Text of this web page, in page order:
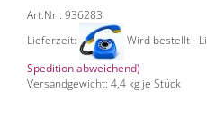
Art.Nr.: 936283
Lieferzeit:
Wird bestellt -
Spedition abweichend)
Versandgewicht: 4,4 kg je Stück